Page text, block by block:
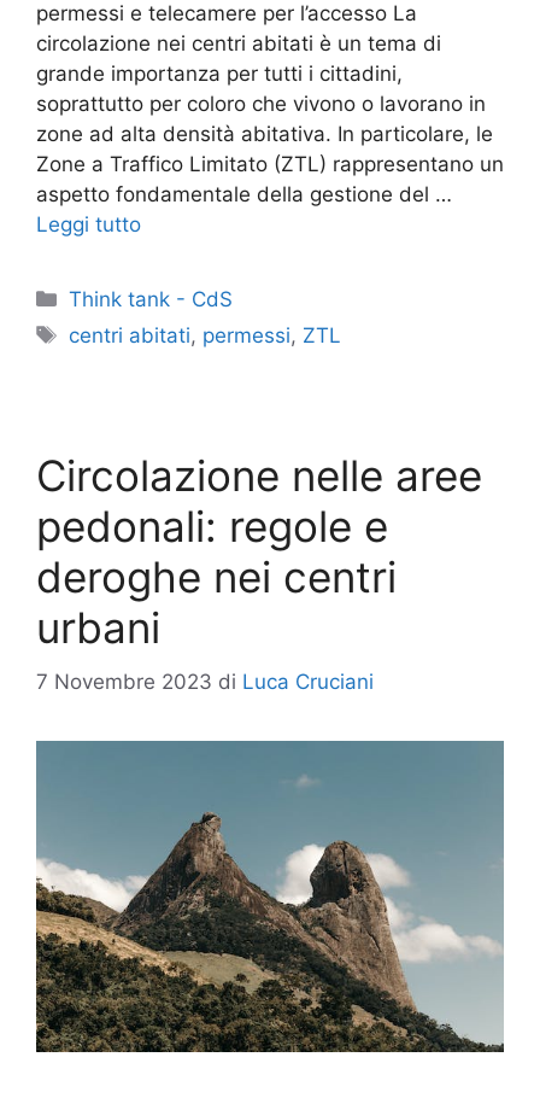
permessi e telecamere per l’accesso La
circolazione nei centri abitati è un tema di
grande importanza per tutti i cittadini,
soprattutto per coloro che vivono o lavorano in
zone ad alta densità abitativa. In particolare, le
Zone a Traffico Limitato (ZTL) rappresentano un
aspetto fondamentale della gestione del …
Leggi tutto
Categorie
Think tank - CdS
Tag
centri abitati, permessi, ZTL
Circolazione nelle aree
pedonali: regole e
deroghe nei centri
urbani
7 Novembre 2023 di Luca Cruciani